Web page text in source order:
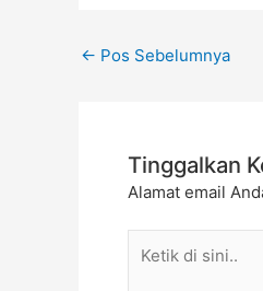
← Pos Sebelumnya
Tinggalkan
Alamat email